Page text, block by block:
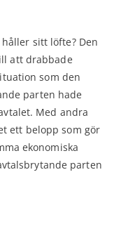
sitt löfte? Den
att drabbade
som den
parten hade
Med andra
ett belopp som gör
ekonomiska
parten